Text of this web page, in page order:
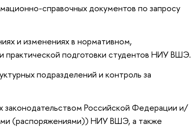
справочных документов по запросу
и изменениях в нормативном,
подготовки студентов НИУ ВШЭ.
подразделений и контроль за
законодательством Российской Федерации и/
(распоряжениями)) НИУ ВШЭ, а также